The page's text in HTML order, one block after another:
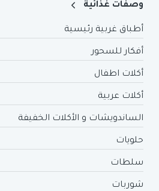
وصفات غذائية
أطباق غربية رئيسية
أفكار للسحور
أكلات اطفال
أكلات عربية
الساندويشات و الأكلات الخفيفة
حلويات
سلطات
شوربات